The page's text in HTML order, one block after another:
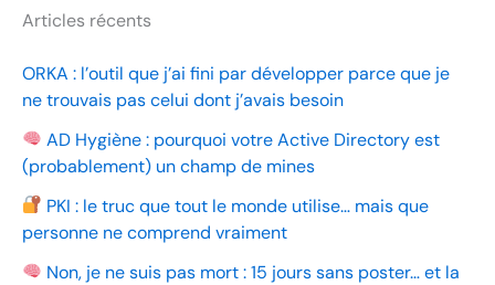
Articles récents
ORKA : l’outil que j’ai fini par développer parce que je
ne trouvais pas celui dont j’avais besoin
AD Hygiène : pourquoi votre Active Directory est
(probablement) un champ de mines
PKI : le truc que tout le monde utilise… mais que
personne ne comprend vraiment
Non, je ne suis pas mort : 15 jours sans poster… et la